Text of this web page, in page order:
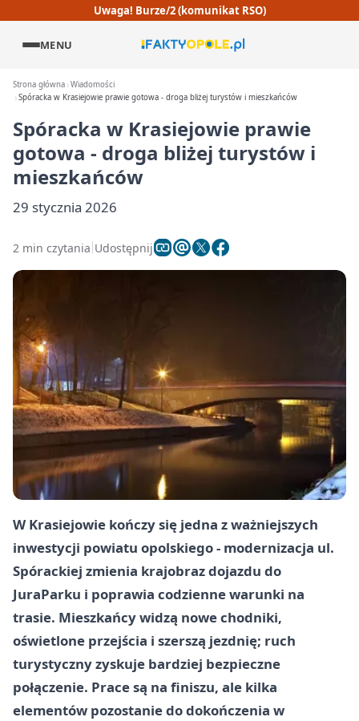
Uwaga! Burze/2 (komunikat RSO)
MENU
Strona główna Wiadomości
Spóracka w Krasiejowie prawie gotowa - droga bliżej turystów i mieszkańców
Spóracka w Krasiejowie prawie
gotowa - droga bliżej turystów i
mieszkańców
29 stycznia 2026
2 min czytania Udostępnij
W Krasiejowie kończy się jedna z ważniejszych
inwestycji powiatu opolskiego - modernizacja ul.
Spórackiej zmienia krajobraz dojazdu do
JuraParku i poprawia codzienne warunki na
trasie. Mieszkańcy widzą nowe chodniki,
oświetlone przejścia i szerszą jezdnię; ruch
turystyczny zyskuje bardziej bezpieczne
połączenie. Prace są na finiszu, ale kilka
elementów pozostanie do dokończenia w